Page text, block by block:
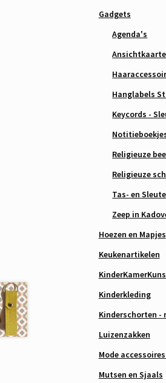
Gadgets
Agenda's
Hanglabels
Keycords -
Religieuze
Religieuze
Tas- en
Zeep in
Hoezen en Mapjes
Keukenartikelen
Kinderkleding
Kinderschorten -
Luizenzakken
Mode
Mutsen en Sjaals